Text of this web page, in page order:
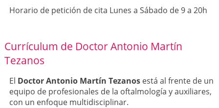
Horario de petición de cita Lunes a Sábado de 9 a 20h
Currículum de Doctor Antonio Martín
Tezanos
El Doctor Antonio Martín Tezanosestá al frente de un
equipo de profesionales de la oftalmología y auxiliares,
con un enfoque multidisciplinar.